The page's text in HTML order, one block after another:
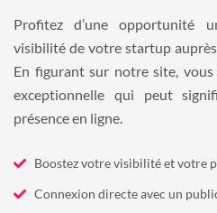
Profitez d’une opportunité
visibilité de votre startup
En figurant sur notre site, vous
exceptionnelle qui peut
présence en ligne.
Boostez votre visibilité et votre
Connexion directe avec un